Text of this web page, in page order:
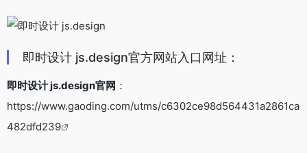
即时设计 js.design官方网站入口网址：
即时设计 js.design官网 ：
https://www.gaoding.com/utms/c6302ce98d564431a2861ca
482dfd239